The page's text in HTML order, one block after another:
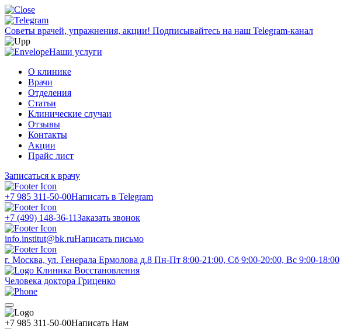
Советы врачей, упражнения, акции! Подписывайтесь на наш Telegram-канал
Наши услуги
О клинике
Врачи
Отделения
Статьи
Клинические случаи
Отзывы
Контакты
Акции
Прайс лист
Записаться к врачу
+7 985 311-50-00Написать в Telegram
+7 (499) 148-36-11Заказать звонок
info.institut@bk.ruНаписать письмо
г. Москва, ул. Генерала Ермолова д.8 Пн-Пт 8:00-21:00, Сб 9:00-20:00, Вс 9:00-18:00
Клиника Восстановления
Человека доктора Гриценко
+7 985 311-50-00Написать Нам